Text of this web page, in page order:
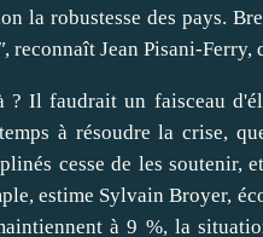
la robustesse des pays.
, reconnaît Jean Pisani-Ferry,
? Il faudrait un faisceau
à résoudre la crise,
cesse de les soutenir,
estime SylvainBroyer,
à 9 %, la